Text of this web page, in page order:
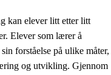
danning
kan elever litt etter litt
Elever som lærer å
forståelse på ulike måter,
og utvikling. Gjennom